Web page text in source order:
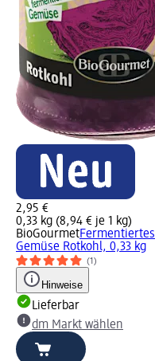
2,95 €
0,33 kg (8,94 € je 1 kg)
BioGourmetFermentiertes
Gemüse Rotkohl, 0,33 kg
(1)
Hinweise
Lieferbar
dm Markt wählen